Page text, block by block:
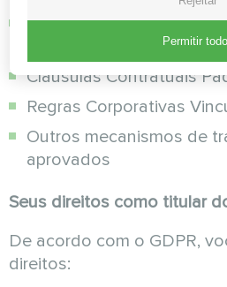
Decisões de adequação
Cláusulas Contratuais
Regras Corporativas
Outros mecanismos de
aprovados
Seus direitos como titular
De acordo com o GDPR,
direitos:
Permitir